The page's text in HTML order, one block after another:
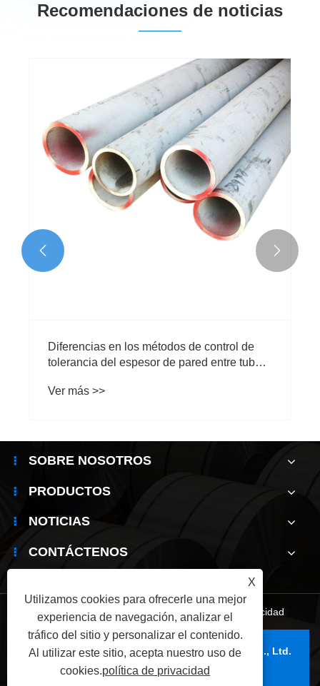
Recomendaciones de noticias
Interno en
¿Cómo controlar la precisión de
procesamiento de la bobina de
 
SOBRE NOSOTROS
PRODUCTOS
NOTICIAS
CONTÁCTENOS
Sitemap XML política de privacidad
Copyright © 2025 Wuxi Jianbanghaoda Steel Co., Ltd.
Reservados todos los derechos.
X
Utilizamos cookies para ofrecerle una mejor
experiencia de navegación, analizar el
tráfico del sitio y personalizar el contenido.
Al utilizar este sitio, acepta nuestro uso de
cookies.política de privacidad